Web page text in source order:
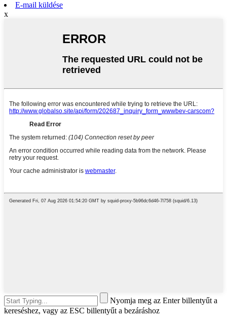
E-mail küldése
x
Nyomja meg az Enter billentyűt a
kereséshez, vagy az ESC billentyűt a bezáráshoz